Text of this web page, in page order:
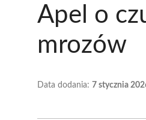
Apel o
mrozów
Data dodania: 7 stycznia